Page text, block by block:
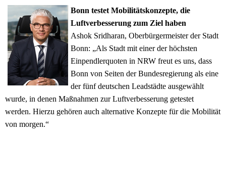
Bonn testet Mobilitätskonzepte, die
Luftverbesserung zum Ziel haben
Ashok Sridharan, Oberbürgermeister der Stadt
Bonn: „Als Stadt mit einer der höchsten
Einpendlerquoten in NRW freut es uns, dass
Bonn von Seiten der Bundesregierung als eine
der fünf deutschen Leadstädte ausgewählt
wurde, in denen Maßnahmen zur Luftverbesserung getestet
werden. Hierzu gehören auch alternative Konzepte für die Mobilität
von morgen.“